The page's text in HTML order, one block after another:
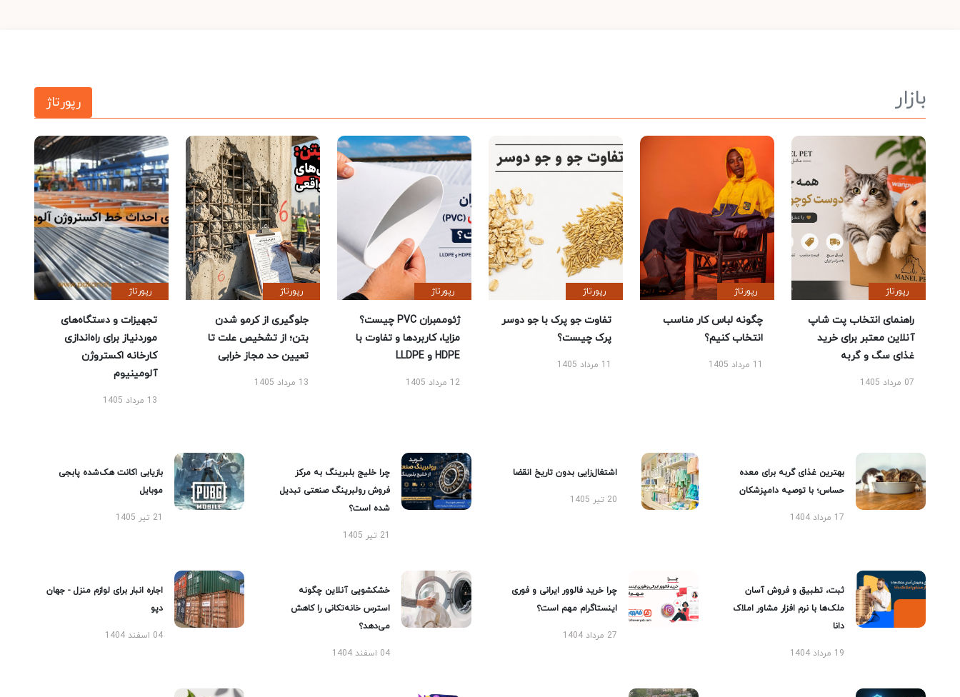
بازار رپورتاژ
رپورتاژ
راهنمای انتخاب پت شاپ
آنلاین معتبر برای خرید
غذای سگ و گربه
07 مرداد 1405
رپورتاژ
چگونه لباس کار مناسب
انتخاب کنیم؟
11 مرداد 1405
رپورتاژ
تفاوت جو پرک با جو دوسر
پرک چیست؟
11 مرداد 1405
رپورتاژ
ژئوممبران PVC چیست؟
مزایا، کاربردها و تفاوت با
HDPE و LLDPE
12 مرداد 1405
رپورتاژ
جلوگیری از کرمو شدن
بتن؛ از تشخیص علت تا
تعیین حد مجاز خرابی
13 مرداد 1405
رپورتاژ
تجهیزات و دستگاه‌های
موردنیاز برای راه‌اندازی
کارخانه اکستروژن
آلومینیوم
13 مرداد 1405
بهترین غذای گربه برای معده
حساس؛ با توصیه دامپزشکان
17 مرداد 1404
اشتغال‌زایی بدون تاریخ انقضا
20 تیر 1405
چرا خلیج بلبرینگ به مرکز
فروش رولبرینگ صنعتی تبدیل
شده است؟
21 تیر 1405
بازیابی اکانت هک‌شده پابجی
موبایل
21 تیر 1405
ثبت، تطبیق و فروش آسان
ملک‌ها با نرم افزار مشاور املاک
دانا
19 مرداد 1404
چرا خرید فالوور ایرانی و فوری
اینستاگرام مهم است؟
27 مرداد 1404
خشکشویی آنلاین چگونه
استرس خانه‌تکانی را کاهش
می‌دهد؟
04 اسفند 1404
اجاره انبار برای لوازم منزل - جهان
دپو
04 اسفند 1404